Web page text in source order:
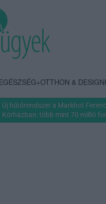
OTTHON & DESIGN
Új hűtőrendszer a Markhot Ferenc
Kórházban: több mint 70 millió